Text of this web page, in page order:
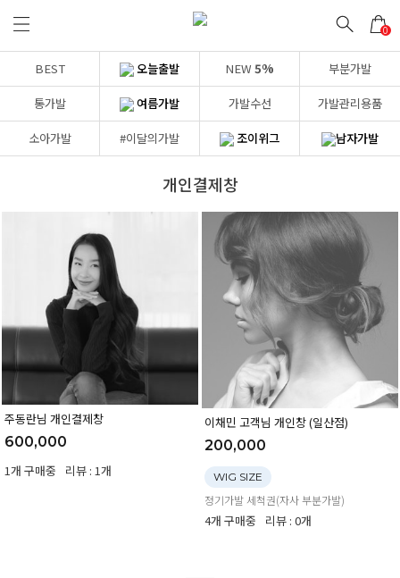
0
BEST 오늘출발 NEW 5% 부분가발
통가발 여름가발 가발수선 가발관리용품
소아가발 #이달의가발 조이위그 남자가발
개인결제창
주동란님 개인결제창
600,000
1개 구매중
리뷰 : 1개
이채민 고객님 개인창 (일산점)
200,000
WIG SIZE
정기가발 세척권(자사 부분가발)
4개 구매중 리뷰 : 0개